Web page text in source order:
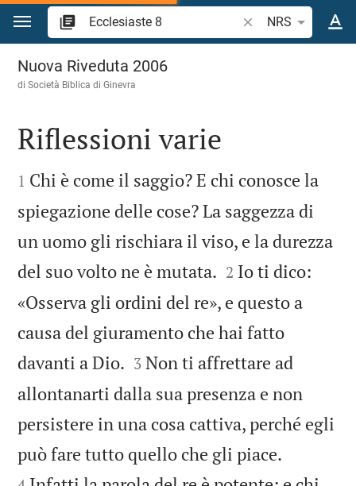
Vai al contenuto
Ricerca verso
NRS
Ecclesiaste 8
Nuova Riveduta 2006
di Società Biblica di Ginevra

Riflessioni varie

1 Chi è come il saggio? E chi conosce la
spiegazione delle cose? La saggezza di
un uomo gli rischiara il viso, e la durezza
del suo volto ne è mutata. 

2 Io ti dico:
«Osserva gli ordini del re», e questo a
causa del giuramento che hai fatto
davanti a Dio. 

3 Non ti affrettare ad
allontanarti dalla sua presenza e non
persistere in una cosa cattiva, perché egli
può fare tutto quello che gli piace.